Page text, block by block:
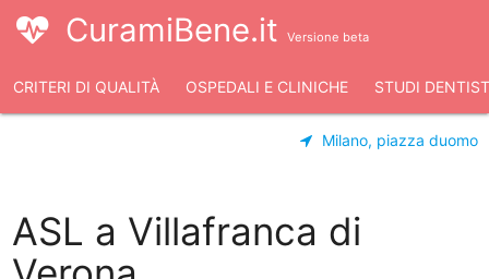
CuramiBene.it Versione beta
CRITERI DI QUALITÀ OSPEDALI E CLINICHE STUDI
Milano, piazza duomo
ASL a Villafranca di